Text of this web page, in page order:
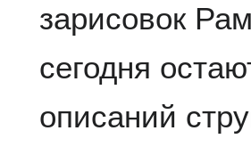
зарисовок
сегодня
описаний